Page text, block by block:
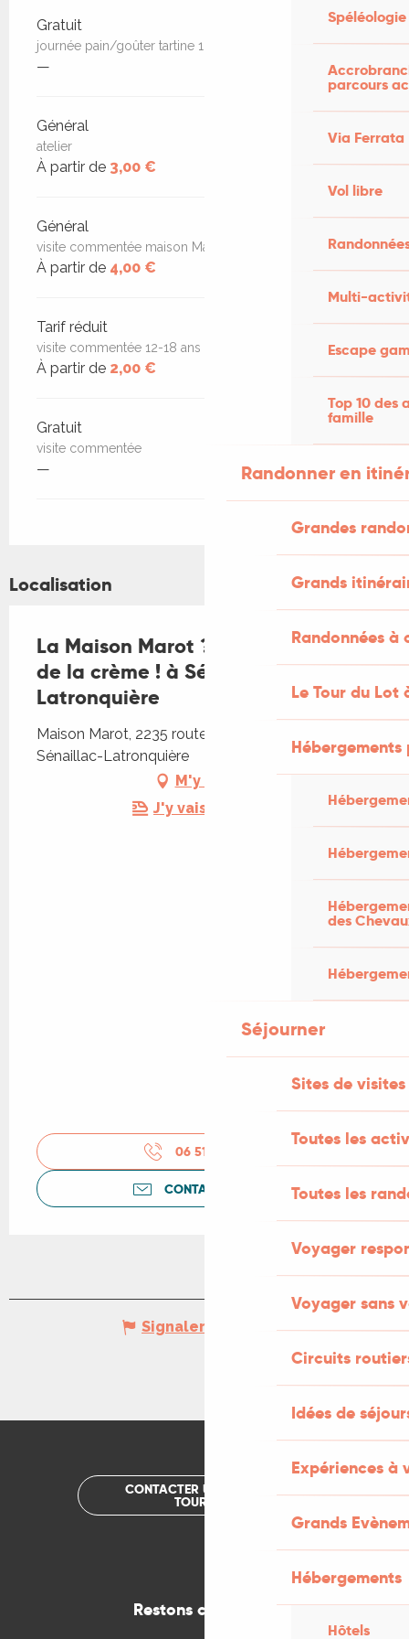
Spéléologie
parcours
Via Ferrata
Vol libre
Multi-
Escape
Top 10 des
famille
Randonner en
Grandes
Grands
Randonnées
Le Tour du Lot
des
Séjourner
Sites de visites
Toutes les
Toutes les
Voyager
Voyager sans
Circuits
Idées de
Expériences à
Grands
Hébergements
Hôtels
Tarifs 2026
Gratuit
journée pain/goûter tartine 1 euros
—
Général
atelier
À partir de 3,00 €
Général
visite commentée maison Marot
À partir de 4,00 €
Tarif réduit
visite commentée 12-18 ans
À partir de 2,00 €
Gratuit
visite commentée
—
Localisation
La Maison Marot ? C'est la crème
de la crème ! à Sénaillac-
Latronquière
Maison Marot, 2235 route de Pratoucy, 46210
Sénaillac-Latronquière
M'y rendre
J'y vais en train !
06 51 38 15
CONTACTEZ-NOUS
Signaler une erreur
CONTACTER UN OFFICE DE
TOURISME
Restons connectés